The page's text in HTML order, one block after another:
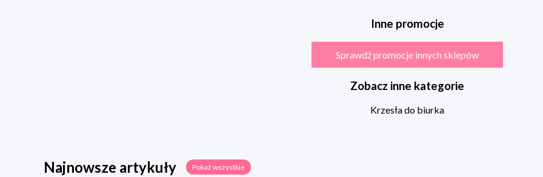
Inne promocje
Sprawdź promocje innych sklepów
Zobacz inne kategorie
Krzesła do biurka
Najnowsze artykuły Pokaż wszystkie